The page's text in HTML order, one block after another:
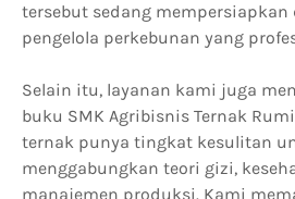
tersebut sedang
pengelola perkebunan yang
Selain itu, layanan kami juga
buku SMK Agribisnis Ternak
ternak punya tingkat kesulitan
menggabungkan teori gizi,
manajemen produksi. Kami